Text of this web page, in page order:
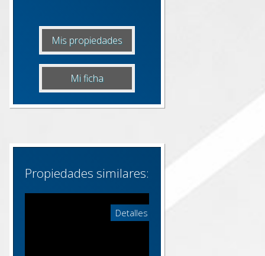
Mis propiedades
Mi ficha
Propiedades similares:
Detalles